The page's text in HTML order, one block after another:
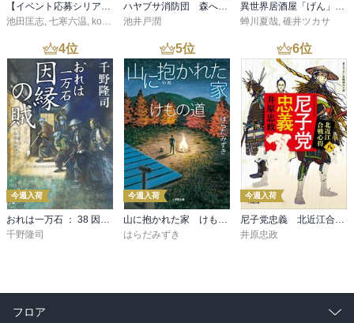
【イベント応募シリアルコード付】池田匡志出演・オーディオフォトブック「あの日」SPECIAL EDITION（音声／動画付）
池田匡志, 七寒六温, konoko58 ,村崎キコ
ハヤブサ消防団 森へつづく道
池井戸潤
異世界居酒屋「げん」三杯目
蝉川夏哉, 碓井ツカサ
4位
今週入荷
千野隆司
5位
今週入荷
はらだみずき
6位
今週入荷
井原忠政
フロア